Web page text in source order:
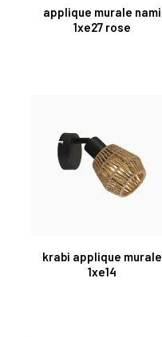
applique murale nami
1xe27 rose
krabi applique murale
1xe14